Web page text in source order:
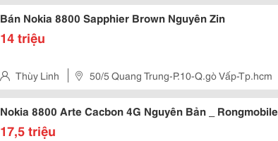
Bán Nokia 8800 Sapphier Brown Nguyên Zin
14 triệu
Thùy Linh 50/5 Quang Trung-P.10-Q.gò Vấp-Tp.hcm
Nokia 8800 Arte Cacbon 4G Nguyên Bản _ Rongmobile
17,5 triệu